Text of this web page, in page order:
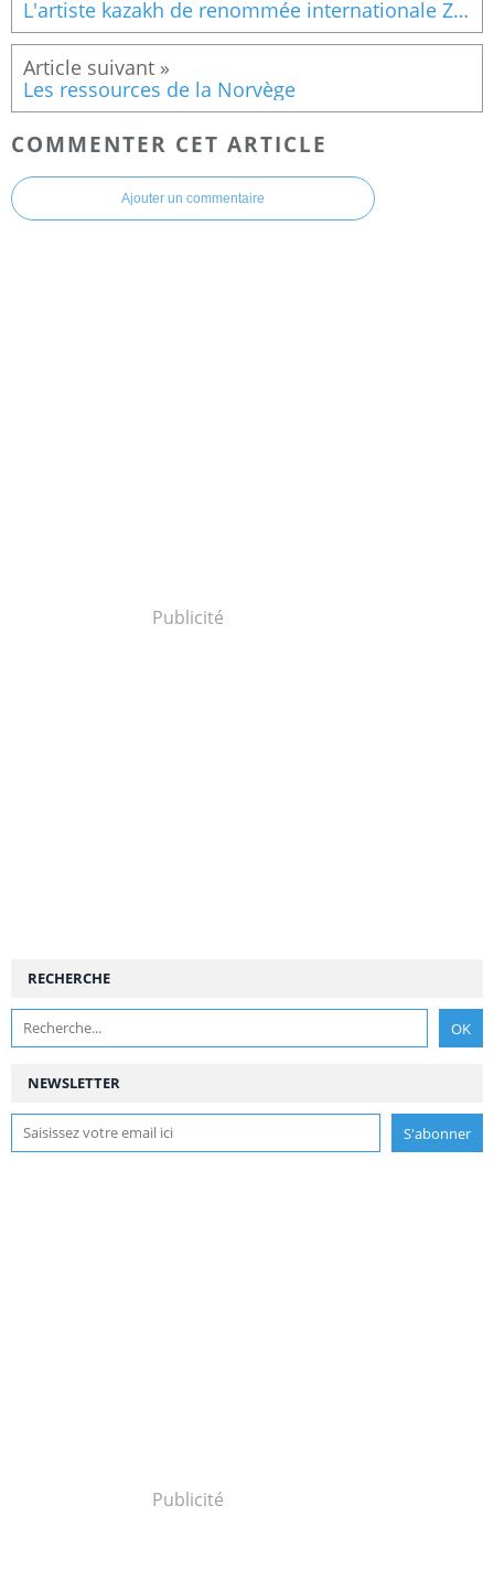
L'artiste kazakh de renommée internationale Zhanuzak Mussapir fait ses débuts au Maroc avec des œuvres épiques à la galerie INEX de Salé
Les ressources de la Norvège
COMMENTER CET ARTICLE
Ajouter un commentaire
Publicité
NEWSLETTER
RECHERCHE
Publicité